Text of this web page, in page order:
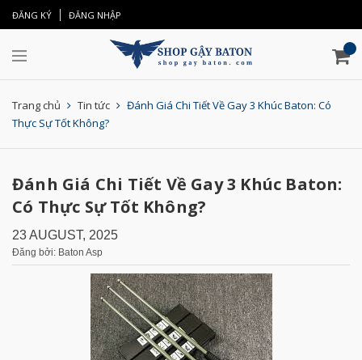
ĐĂNG KÝ ĐĂNG NHẬP
Trang chủ Tin tức
Đánh Giá Chi Tiết Về Gay 3 Khúc Baton: Có
Thực Sự Tốt Không?
Đánh Giá Chi Tiết Về Gay 3 Khúc Baton:
Có Thực Sự Tốt Không?
23 AUGUST, 2025
Đăng bởi: Baton Asp